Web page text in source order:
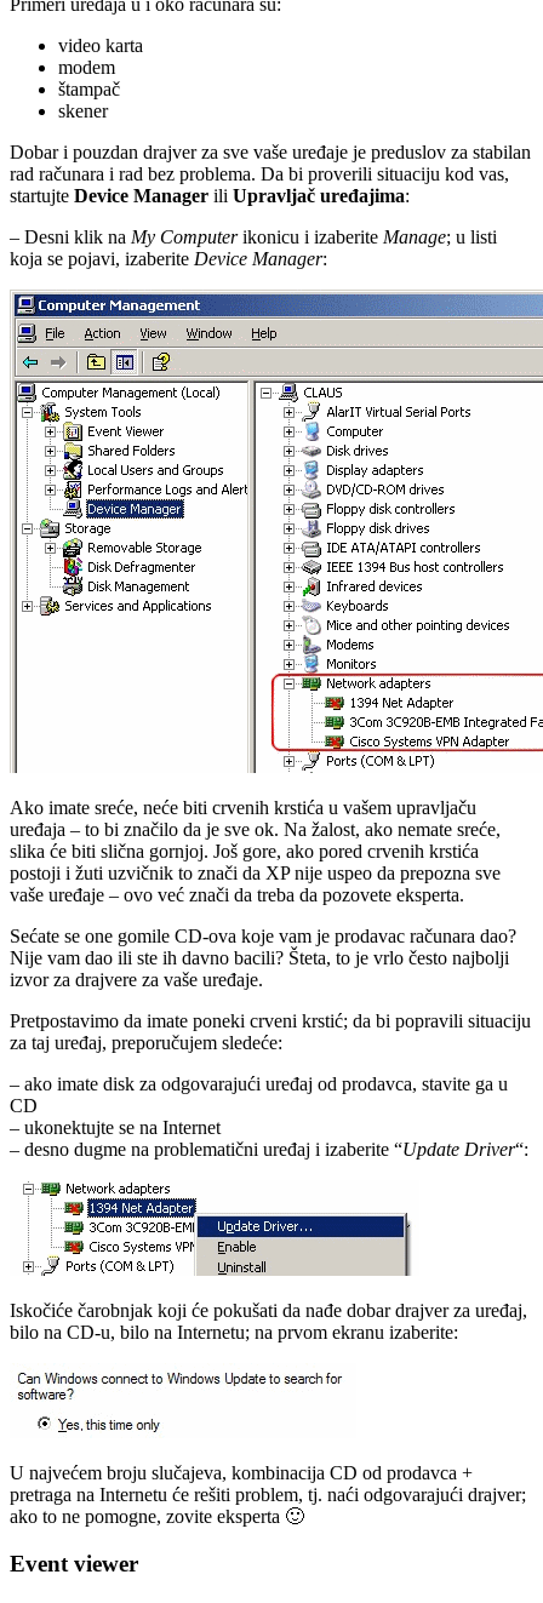
Primeri uređaja u i oko računara su:
video karta
modem
štampač
skener
Dobar i pouzdan drajver za sve vaše uređaje je preduslov za stabilan
rad računara i rad bez problema. Da bi proverili situaciju kod vas,
startujte Device Manager ili Upravljač uređajima:
– Desni klik na My Computerikonicu i izaberite Manage; u listi
koja se pojavi, izaberite Device Manager:
Ako imate sreće, neće biti crvenih krstića u vašem upravljaču
uređaja – to bi značilo da je sve ok. Na žalost, ako nemate sreće,
slika će biti slična gornjoj. Još gore, ako pored crvenih krstića
postoji i žuti uzvičnik to znači da XP nije uspeo da prepozna sve
vaše uređaje – ovo već znači da treba da pozovete eksperta.
Sećate se one gomile CD-ova koje vam je prodavac računara dao?
Nije vam dao ili ste ih davno bacili? Šteta, to je vrlo često najbolji
izvor za drajvere za vaše uređaje.
Pretpostavimo da imate poneki crveni krstić; da bi popravili situaciju
za taj uređaj, preporučujem sledeće:
– ako imate disk za odgovarajući uređaj od prodavca, stavite ga u
CD
– ukonektujte se na Internet
– desno dugme na problematični uređaj i izaberite “Update Driver“:
Iskočiće čarobnjak koji će pokušati da nađe dobar drajver za uređaj,
bilo na CD-u, bilo na Internetu; na prvom ekranu izaberite:
U najvećem broju slučajeva, kombinacija CD od prodavca +
pretraga na Internetu će rešiti problem, tj. naći odgovarajući drajver;
ako to ne pomogne, zovite eksperta 🙂
Event viewer